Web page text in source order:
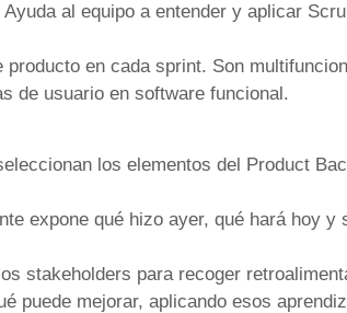
al equipo a entender y aplicar
en cada sprint. Son
de usuario en software funcional.
los elementos del Product
expone qué hizo ayer, qué hará hoy y
stakeholders para recoger
puede mejorar, aplicando esos